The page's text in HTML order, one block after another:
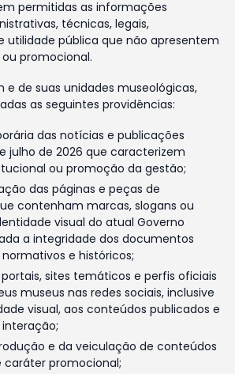
permitidas as informações
técnicas, legais,
utilidade pública que não apresentem
promocional.
e de suas unidades museológicas,
as seguintes providências:
das notícias e publicações
julho de 2026 que caracterizem
ou promoção da gestão;
das páginas e peças de
contenham marcas, slogans ou
visual do atual Governo
a integridade dos documentos
e históricos;
sites temáticos e perfis oficiais
museus nas redes sociais, inclusive
visual, aos conteúdos publicados e
e da veiculação de conteúdos
caráter promocional;